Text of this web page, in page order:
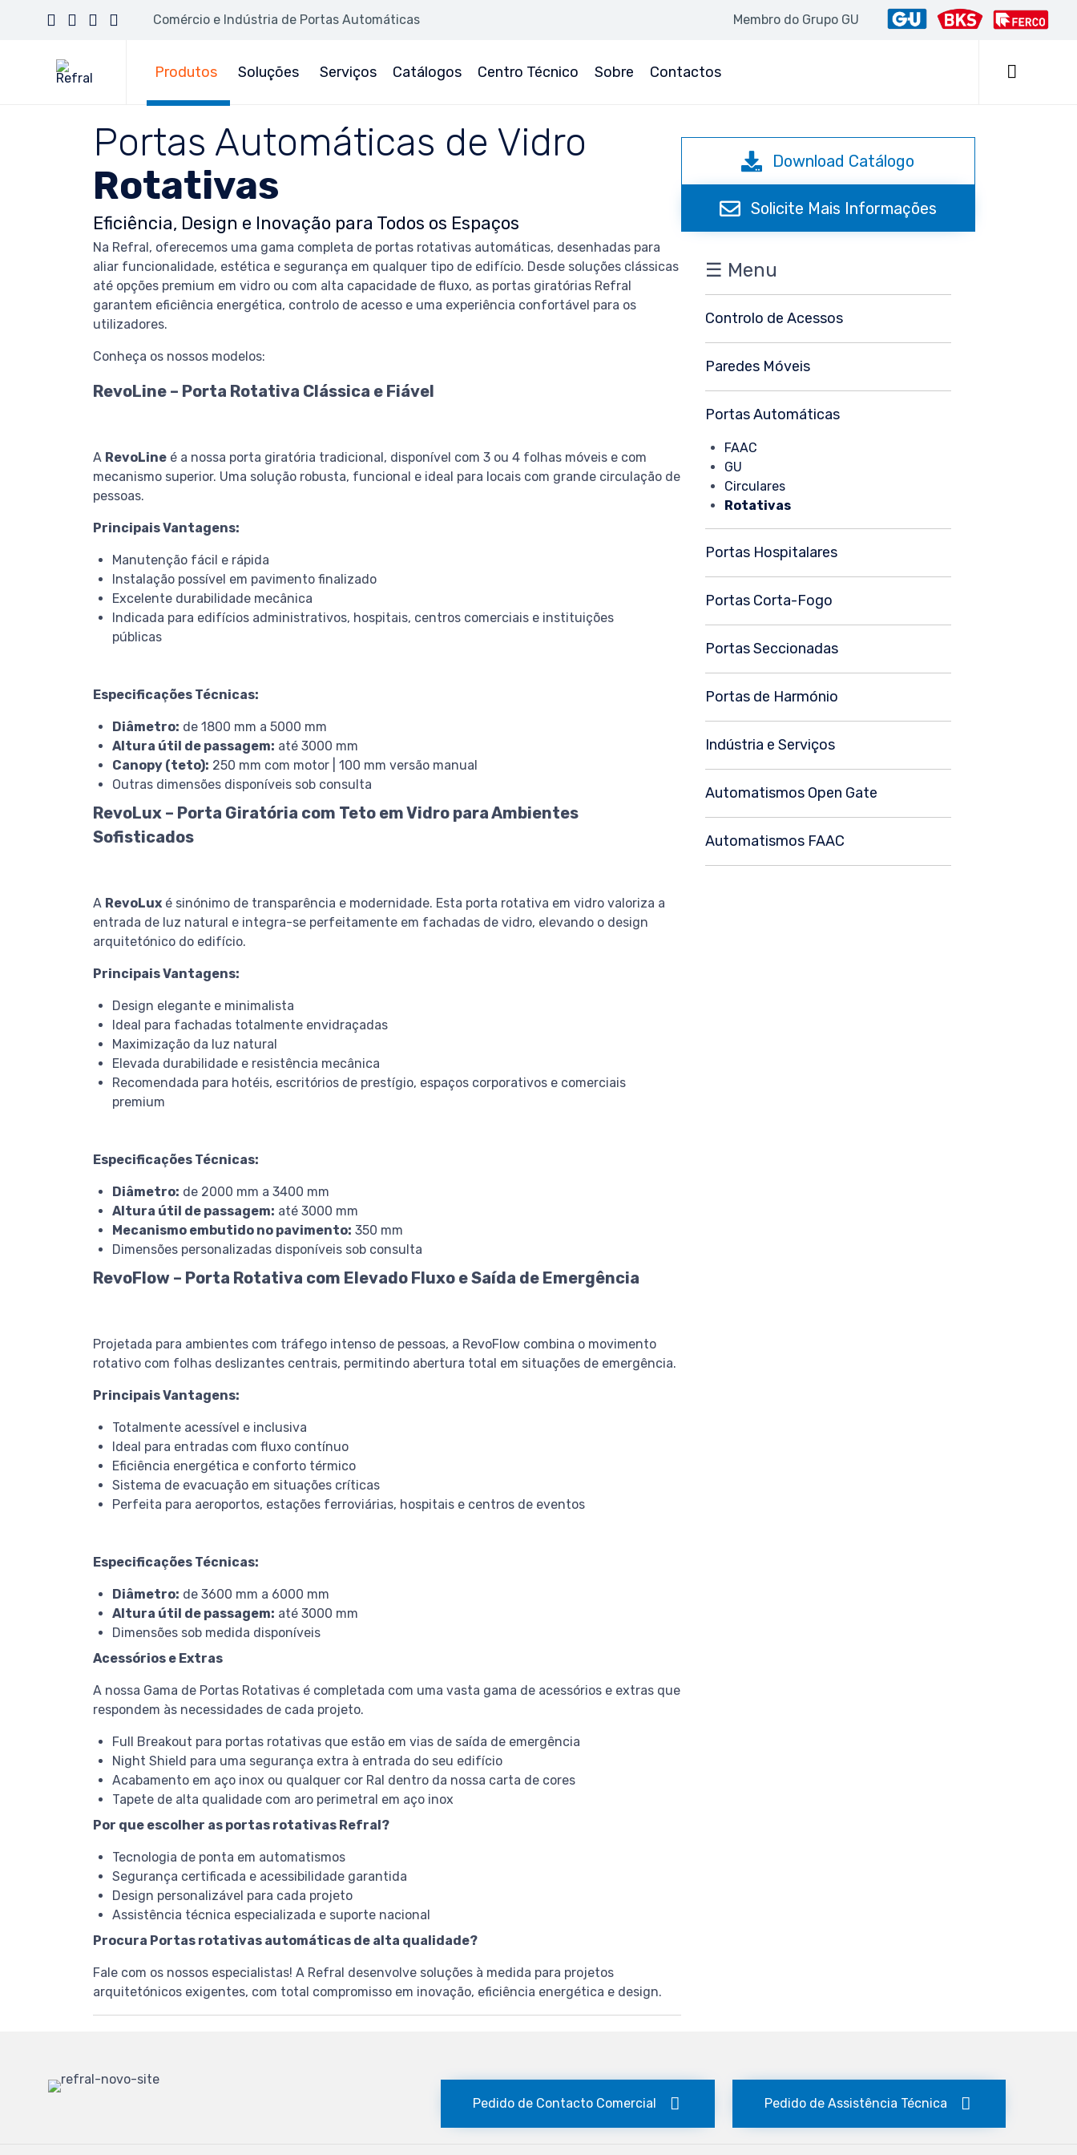
Comércio e Indústria de Portas Automáticas
Membro do Grupo GU
Produtos Soluções Serviços Catálogos Centro Técnico Sobre Contactos 
Portas Automáticas de Vidro
Rotativas
Eficiência, Design e Inovação para Todos os Espaços
Na Refral, oferecemos uma gama completa de portas rotativas automáticas, desenhadas para
aliar funcionalidade, estética e segurança em qualquer tipo de edifício. Desde soluções clássicas
até opções premium em vidro ou com alta capacidade de fluxo, as portas giratórias Refral
garantem eficiência energética, controlo de acesso e uma experiência confortável para os
utilizadores.
Conheça os nossos modelos:
RevoLine – Porta Rotativa Clássica e Fiável
A RevoLine é a nossa porta giratória tradicional, disponível com 3 ou 4 folhas móveis e com
mecanismo superior. Uma solução robusta, funcional e ideal para locais com grande circulação de
pessoas.
Principais Vantagens:
Manutenção fácil e rápida
Instalação possível em pavimento finalizado
Excelente durabilidade mecânica
Indicada para edifícios administrativos, hospitais, centros comerciais e instituições
públicas
Especificações Técnicas:
Diâmetro: de 1800 mm a 5000 mm
Altura útil de passagem: até 3000 mm
Canopy (teto): 250 mm com motor | 100 mm versão manual
Outras dimensões disponíveis sob consulta
RevoLux – Porta Giratória com Teto em Vidro para Ambientes
Sofisticados
A RevoLux é sinónimo de transparência e modernidade. Esta porta rotativa em vidro valoriza a
entrada de luz natural e integra-se perfeitamente em fachadas de vidro, elevando o design
arquitetónico do edifício.
Principais Vantagens:
Design elegante e minimalista
Ideal para fachadas totalmente envidraçadas
Maximização da luz natural
Elevada durabilidade e resistência mecânica
Recomendada para hotéis, escritórios de prestígio, espaços corporativos e comerciais
premium
Especificações Técnicas:
Diâmetro: de 2000 mm a 3400 mm
Altura útil de passagem: até 3000 mm
Mecanismo embutido no pavimento: 350 mm
Dimensões personalizadas disponíveis sob consulta
RevoFlow – Porta Rotativa com Elevado Fluxo e Saída de Emergência
Projetada para ambientes com tráfego intenso de pessoas, a RevoFlow combina o movimento
rotativo com folhas deslizantes centrais, permitindo abertura total em situações de emergência.
Principais Vantagens:
Totalmente acessível e inclusiva
Ideal para entradas com fluxo contínuo
Eficiência energética e conforto térmico
Sistema de evacuação em situações críticas
Perfeita para aeroportos, estações ferroviárias, hospitais e centros de eventos
Especificações Técnicas:
Diâmetro: de 3600 mm a 6000 mm
Altura útil de passagem: até 3000 mm
Dimensões sob medida disponíveis
Acessórios e Extras
A nossa Gama de Portas Rotativas é completada com uma vasta gama de acessórios e extras que
respondem às necessidades de cada projeto.
Full Breakout para portas rotativas que estão em vias de saída de emergência
Night Shield para uma segurança extra à entrada do seu edifício
Acabamento em aço inox ou qualquer cor Ral dentro da nossa carta de cores
Tapete de alta qualidade com aro perimetral em aço inox
Por que escolher as portas rotativas Refral?
Tecnologia de ponta em automatismos
Segurança certificada e acessibilidade garantida
Design personalizável para cada projeto
Assistência técnica especializada e suporte nacional
Procura Portas rotativas automáticas de alta qualidade?
Fale com os nossos especialistas! A Refral desenvolve soluções à medida para projetos
arquitetónicos exigentes, com total compromisso em inovação, eficiência energética e design.
Download Catálogo
Solicite Mais Informações
☰ Menu
Controlo de Acessos
Paredes Móveis
Portas Automáticas
FAAC
GU
Circulares
Rotativas
Portas Hospitalares
Portas Corta-Fogo
Portas Seccionadas
Portas de Harmónio
Indústria e Serviços
Automatismos Open Gate
Automatismos FAAC
Pedido de Contacto Comercial Pedido de Assistência Técnica